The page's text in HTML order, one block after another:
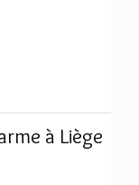
à Liège